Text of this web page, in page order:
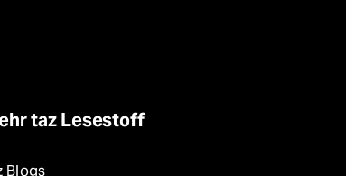
taz Lesestoff
Blogs